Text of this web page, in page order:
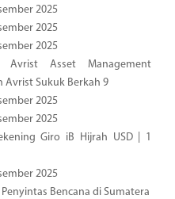
2025
2025
2025
Avrist Asset Management
Avrist Sukuk Berkah 9
2025
2025
Giro iB Hijrah USD | 1
2025
Bencana di Sumatera